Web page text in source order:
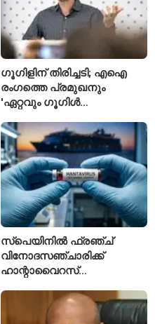
ഗൂഗിളിന് തിരിച്ചടി; എഐ
രംഗത്തെ പ്രമുഖനും
'ഏറ്റവും ഗൂഗിൾ
വിശേഷിപ്പിക്കപ്പെട്ട
ഗവേഷകൻ രാജിവെച്ചു
സ്പെയിനിൽ ഫ്രഞ്ച്
വിനോദസഞ്ചാരിക്ക്
ഹാന്റാവൈറസ്
ഐസൊലേഷനിൽ
പ്രവേശിപ്പിച്ചു